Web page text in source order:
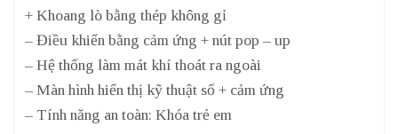
+ Khoang lò bằng thép không gỉ
– Điều khiển bằng cảm ứng + nút pop – up
– Hệ thống làm mát khí thoát ra ngoài
– Màn hình hiển thị kỹ thuật số + cảm ứng
– Tính năng an toàn: Khóa trẻ em